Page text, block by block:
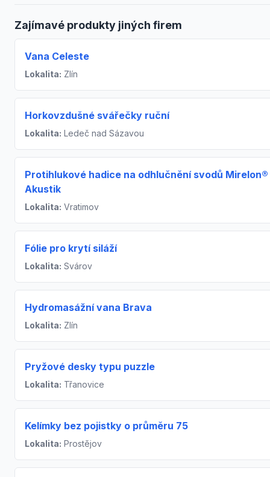
Zajímavé produkty jiných firem
Vana Celeste
Lokalita: Zlín
Horkovzdušné svářečky ruční
Lokalita: Ledeč nad Sázavou
Protihlukové hadice na odhlučnění svodů Mirelon®
Akustik
Lokalita: Vratimov
Fólie pro krytí siláží
Lokalita: Svárov
Hydromasážní vana Brava
Lokalita: Zlín
Pryžové desky typu puzzle
Lokalita: Třanovice
Kelímky bez pojistky o průměru 75
Lokalita: Prostějov